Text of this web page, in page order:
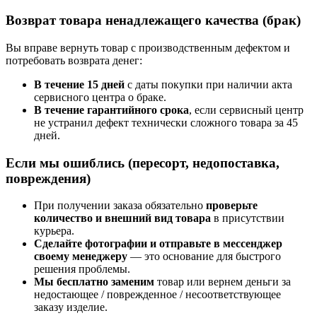
Возврат товара ненадлежащего качества (брак)
Вы вправе вернуть товар с производственным дефектом и
потребовать возврата денег:
В течение 15 дней с даты покупки при наличии акта
сервисного центра о браке.
В течение гарантийного срока, если сервисный центр
не устранил дефект технически сложного товара за 45
дней.
Если мы ошиблись (пересорт, недопоставка,
повреждения)
При получении заказа обязательно проверьте
количество и внешний вид товара в присутствии
курьера.
Сделайте фотографии и отправьте в мессенджер
своему менеджеру — это основание для быстрого
решения проблемы.
Мы бесплатно заменим товар или вернем деньги за
недостающее / поврежденное / несоответствующее
заказу изделие.